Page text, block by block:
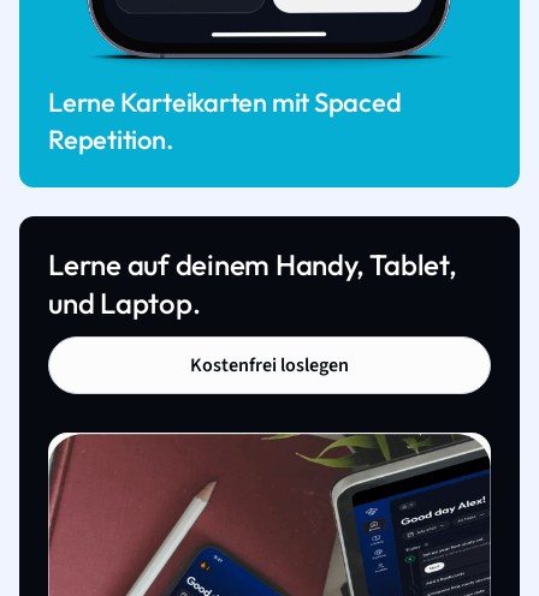
Lerne Karteikarten mit Spaced
Repetition.
Lerne auf deinem Handy, Tablet,
und Laptop.
Kostenfrei loslegen